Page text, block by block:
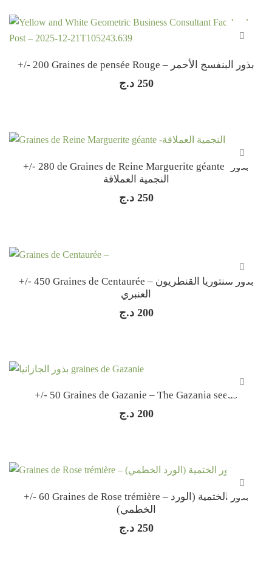
+/- 200 Graines de pensée Rouge – بذور البنفسج الأحمر
250 د.ج
+/- 280 de Graines de Reine Marguerite géante -بذور
النجمية العملاقة
250 د.ج
+/- 450 Graines de Centaurée – بذور سنتوريا القنطريون
العنبري
200 د.ج
+/- 50 Graines de Gazanie – The Gazania seeds
200 د.ج
+/- 60 Graines de Rose trémière – بذور الختمية (الورد
الخطمي)
250 د.ج